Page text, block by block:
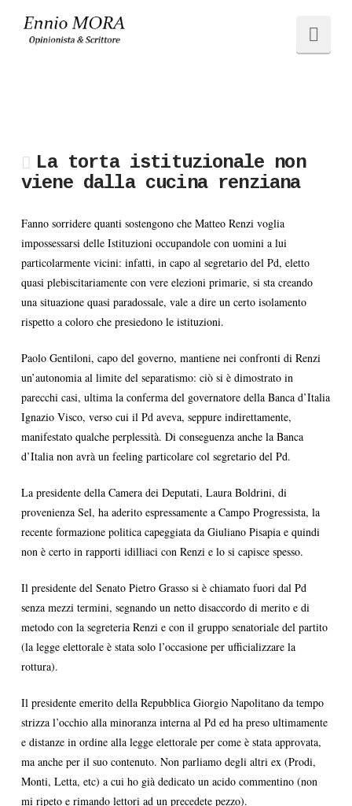
Ennio
La torta istituzionale non
viene dalla cucina renziana
Fanno sorridere quanti sostengono che Matteo Renzi voglia
impossessarsi delle Istituzioni occupandole con uomini a lui
particolarmente vicini: infatti, in capo al segretario del Pd, eletto
quasi plebiscitariamente con vere elezioni primarie, si sta creando
una situazione quasi paradossale, vale a dire un certo isolamento
rispetto a coloro che presiedono le istituzioni.
Paolo Gentiloni, capo del governo, mantiene nei confronti di Renzi
un’autonomia al limite del separatismo: ciò si è dimostrato in
parecchi casi, ultima la conferma del governatore della Banca d’Italia
Ignazio Visco, verso cui il Pd aveva, seppure indirettamente,
manifestato qualche perplessità. Di conseguenza anche la Banca
d’Italia non avrà un feeling particolare col segretario del Pd.
La presidente della Camera dei Deputati, Laura Boldrini, di
provenienza Sel, ha aderito espressamente a Campo Progressista, la
recente formazione politica capeggiata da Giuliano Pisapia e quindi
non è certo in rapporti idilliaci con Renzi e lo si capisce spesso.
Il presidente del Senato Pietro Grasso si è chiamato fuori dal Pd
senza mezzi termini, segnando un netto disaccordo di merito e di
metodo con la segreteria Renzi e con il gruppo senatoriale del partito
(la legge elettorale è stata solo l’occasione per ufficializzare la
rottura).
Il presidente emerito della Repubblica Giorgio Napolitano da tempo
strizza l’occhio alla minoranza interna al Pd ed ha preso ultimamente
e distanze in ordine alla legge elettorale per come è stata approvata,
ma anche per il suo contenuto. Non parliamo degli altri ex (Prodi,
Monti, Letta, etc) a cui ho già dedicato un acido commentino (non
mi ripeto e rimando lettori ad un precedete pezzo).